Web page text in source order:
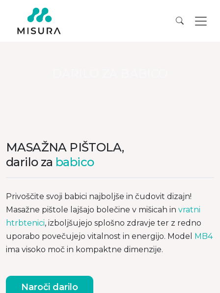
MASAŽNA PIŠTOLA,
darilo za babico
Privoščite svoji babici najboljše in čudovit dizajn!
Masažne pištole lajšajo bolečine v mišicah in vratni
htrbtenici, izboljšujejo splošno zdravje ter z redno
uporabo povečujejo vitalnost in energijo. Model MB4
ima visoko moč in kompaktne dimenzije.
Naroči darilo